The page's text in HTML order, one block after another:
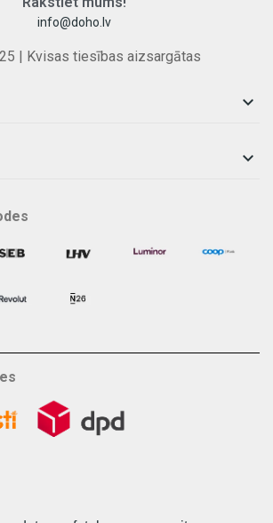
info@doho.lv
| Kvisas tiesības aizsargātas

